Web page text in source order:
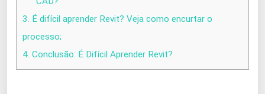
3. É difícil aprender Revit? Veja como encurtar o
processo;
4. Conclusão: É Difícil Aprender Revit?